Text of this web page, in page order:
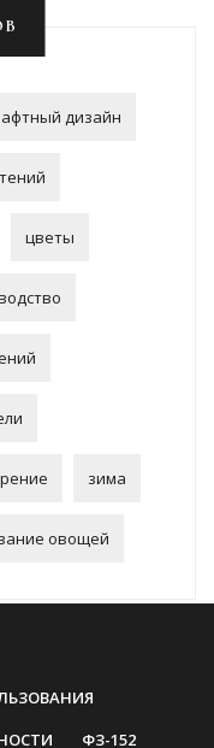
дизайн
цветы
зима
овощей
ФЗ-152